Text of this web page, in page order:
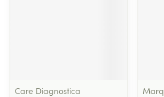
Care Diagnostica